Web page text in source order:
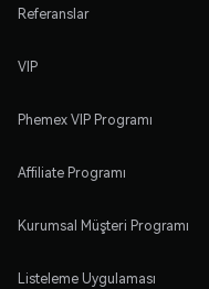
Referanslar
VIP
Phemex VIP Programı
Affiliate Programı
Kurumsal Müşteri Programı
Listeleme Uygulaması